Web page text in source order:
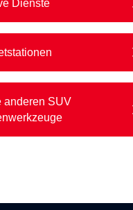
Dienste
anderen SUV